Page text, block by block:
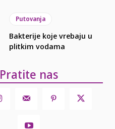
Putovanja
Bakterije koje vrebaju u
plitkim vodama
Pratite nas